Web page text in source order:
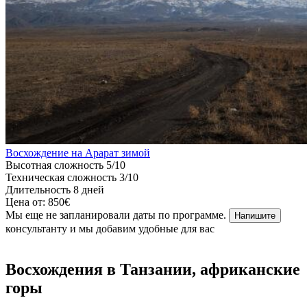
Восхождение на Арарат зимой
Высотная сложность 5/10
Техническая сложность 3/10
Длительность 8 дней
Цена от: 850€
Мы еще не запланировали даты по программе.
Напишите
консультанту и мы добавим удобные для вас
Восхождения в Танзании, африканские
горы